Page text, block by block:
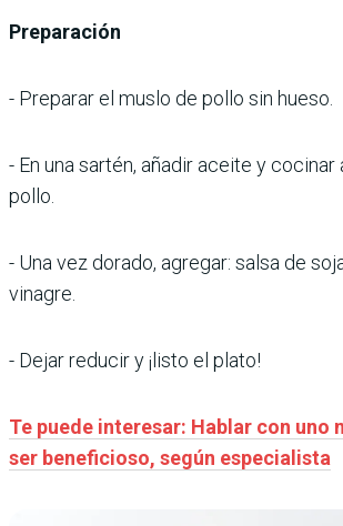
Preparación
- Preparar el muslo de pollo sin hueso.
- En una sartén, añadir aceite y
pollo.
- Una vez dorado, agregar: salsa de
vinagre.
- Dejar reducir y ¡listo el plato!
Te puede interesar: Hablar con uno
ser beneficioso, según especialista